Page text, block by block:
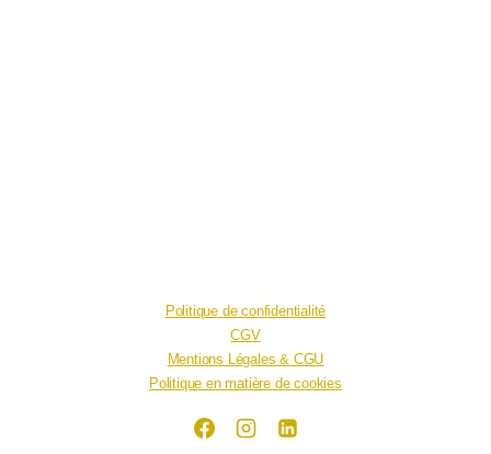
Politique de confidentialité
CGV
Mentions Légales & CGU
Politique en matière de cookies